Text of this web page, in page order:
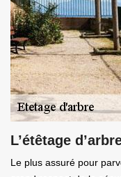
L’étêtage
Le plus assuré pour